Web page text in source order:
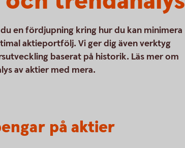
en fördjupning kring hur du kan minimera
aktieportfölj. Vi ger dig även verktyg
baserat på historik. Läs mer om
av aktier med mera.
på aktier